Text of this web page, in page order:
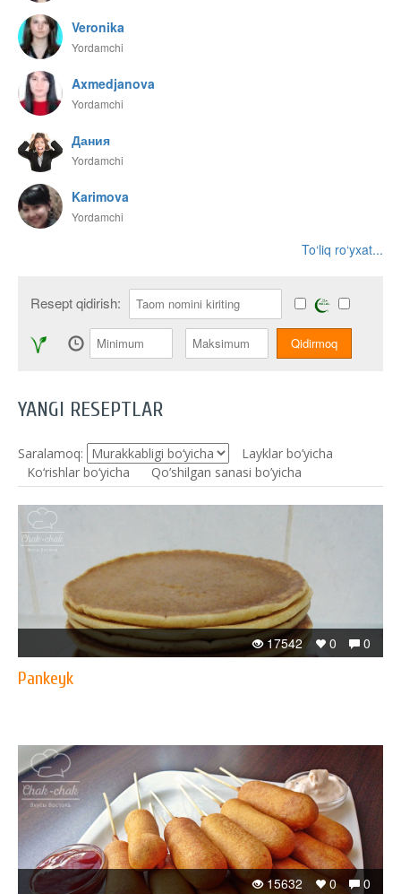
Veronika
Yordamchi
Axmedjanova
Yordamchi
Дания
Yordamchi
Karimova
Yordamchi
To‘liq ro‘yxat...
Resept qidirish:
YANGI RESEPTLAR
Saralamoq:
Layklar bo’yicha
Ko‘rishlar bo‘yicha
Qo’shilgan sanasi bo’yicha
0
0
17542
Pankeyk
0
0
15632